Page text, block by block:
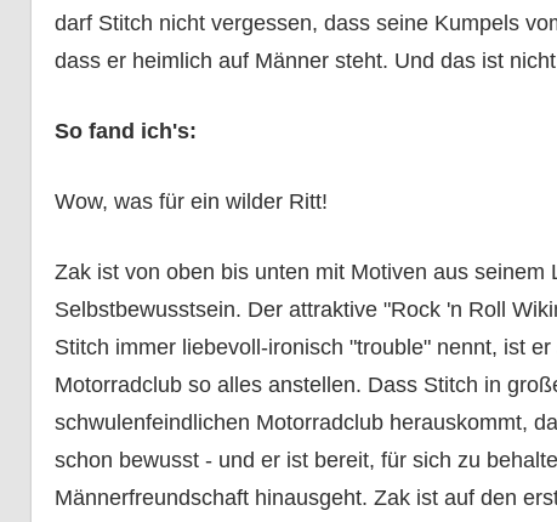
darf Stitch nicht vergessen, dass seine Kumpels
dass er heimlich auf Männer steht. Und das ist
So fand ich's:
Wow, was für ein wilder Ritt!
Zak ist von oben bis unten mit Motiven aus
Selbstbewusstsein. Der attraktive "Rock 'n Roll
Stitch immer liebevoll-ironisch "trouble" nennt, ist
Motorradclub so alles anstellen. Dass Stitch in
schwulenfeindlichen Motorradclub herauskommt,
schon bewusst - und er ist bereit, für sich zu
Männerfreundschaft hinausgeht. Zak ist auf den